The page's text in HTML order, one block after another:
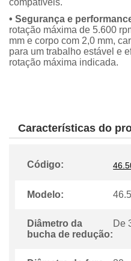
compatíveis.
• Segurança e
rotação máxima de 5.600
mm e corpo com 2,0 mm,
para um trabalho estável e
rotação máxima indicada.
Características do
Código:
Modelo:
Diâmetro da
bucha de redução:
De